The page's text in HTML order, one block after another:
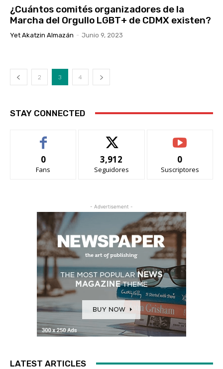
¿Cuántos comités organizadores de la
Marcha del Orgullo LGBT+ de CDMX existen?
Yet Akatzin Almazán - Junio 9, 2023
2 3 4
STAY CONNECTED
0
Fans
3,912
Seguidores
0
Suscriptores
- Advertisement -
LATEST ARTICLES